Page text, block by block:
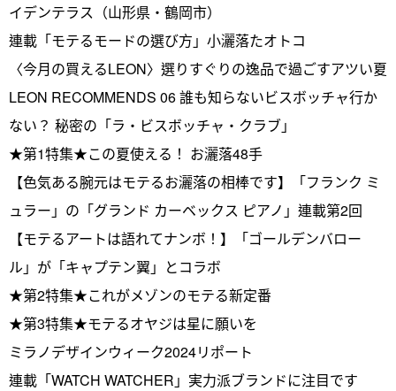
イデンテラス（山形県・鶴岡市）
連載「モテるモードの選び方」小灑落たオトコ
〈今月の買えるLEON〉選りすぐりの逸品で過ごすアツい夏
LEON RECOMMENDS 06 誰も知らないビスボッチャ行か
ない？ 秘密の「ラ・ビスボッチャ・クラブ」
★第1特集★この夏使える！ お灑落48手
【色気ある腕元はモテるお灑落の相棒です】「フランク ミ
ュラー」の「グランド カーベックス ピアノ」連載第2回
【モテるアートは語れてナンボ！】「ゴールデンバロー
ル」が「キャプテン翼」とコラボ
★第2特集★これがメゾンのモテる新定番
★第3特集★モテるオヤジは星に願いを
ミラノデザインウィーク2024リポート
連載「WATCH WATCHER」実力派ブランドに注目です